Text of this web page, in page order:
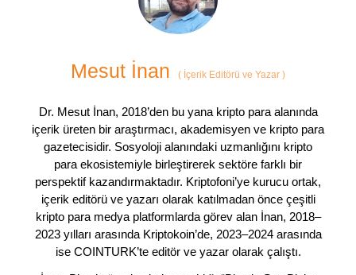
Mesut İnan ( İçerik Editörü ve Yazar )
Dr. Mesut İnan, 2018’den bu yana kripto para alanında
içerik üreten bir araştırmacı, akademisyen ve kripto para
gazetecisidir. Sosyoloji alanındaki uzmanlığını kripto
para ekosistemiyle birleştirerek sektöre farklı bir
perspektif kazandırmaktadır. Kriptofoni’ye kurucu ortak,
içerik editörü ve yazarı olarak katılmadan önce çeşitli
kripto para medya platformlarda görev alan İnan, 2018–
2023 yılları arasında Kriptokoin’de, 2023–2024 arasında
ise COINTURK’te editör ve yazar olarak çalıştı.